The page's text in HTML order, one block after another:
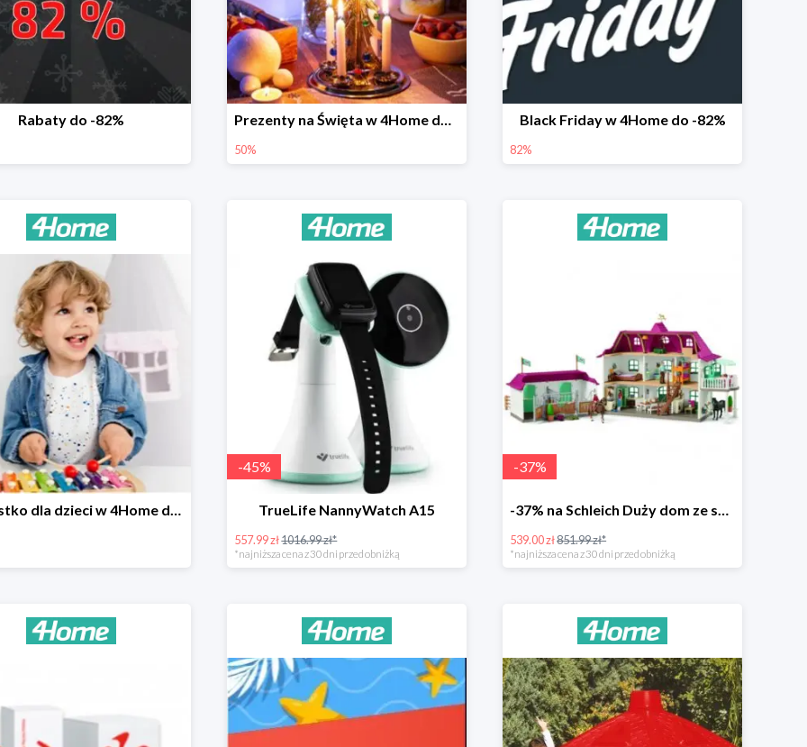
Rabaty do -82% Prezenty na Święta w 4Home do -50%
50%
Black Friday w 4Home do -82%
82%
Wszystko dla dzieci w 4Home do -90%
-45%
TrueLife NannyWatch A15
557.99 zł1016.99 zł*
*najniższa cena z 30 dni przed obniżką
-37%
-37% na Schleich Duży dom ze stajnią i akcesoriami 96 cm
539.00 zł851.99 zł*
*najniższa cena z 30 dni przed obniżką